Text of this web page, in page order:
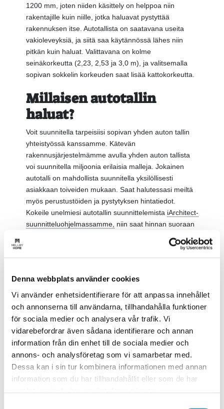
Denna webbplats använder cookies
Vi använder enhetsidentifierare för att anpassa innehållet
och annonserna till användarna, tillhandahålla funktioner
för sociala medier och analysera vår trafik. Vi
vidarebefordrar även sådana identifierare och annan
information från din enhet till de sociala medier och
annons- och analysföretag som vi samarbetar med.
Dessa kan i sin tur kombinera informationen med annan
information som du har tillhandahållit eller som de har
1200 mm, joten niiden käsittely on helppoa niin
rakentajille kuin niille, jotka haluavat pystyttää
rakennuksen itse. Autotallista on saatavana useita
vakioleveyksiä, ja siitä saa käytännössä lähes niin
pitkän kuin haluat. Valittavana on kolme
seinäkorkeutta (2,23, 2,53 ja 3,0 m), ja valitsemalla
sopivan sokkelin korkeuden saat lisää kattokorkeutta.
Millaisen autotallin
haluat?
Voit suunnitella tarpeisiisi sopivan yhden auton tallin
yhteistyössä kanssamme. Kätevän
rakennusjärjestelmämme avulla yhden auton tallista
voi suunnitella miljoonia erilaisia malleja. Jokainen
autotalli on mahdollista suunnitella yksilöllisesti
asiakkaan toiveiden mukaan. Saat halutessasi meiltä
myös perustustöiden ja pystytyksen hintatiedot.
Kokeile unelmiesi autotallin suunnittelemista iArchitect-
suunnitteluohjelmassamme, niin saat hinnan suoraan
Esimerkki yhden auton
tallista
Jotta saat käsityksen autotalleistamme, olemme
suunnitelleet muutamia esimerkkimalleja yhden auton
tallista. Voit tilata ne juuri sellaisenaan tai avata ne
suunnitteluohjelmassamme, jossa voit tehdä
haluamasi muutokset ja saat hinnan saman tien. Voit
myös suunnitella oman ratkaisun suunnitteluohjelmalla